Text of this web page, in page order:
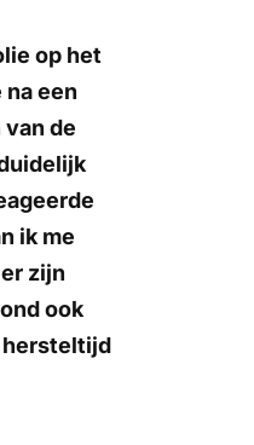
op het
een
de
ik me
zijn
ook
hersteltijd